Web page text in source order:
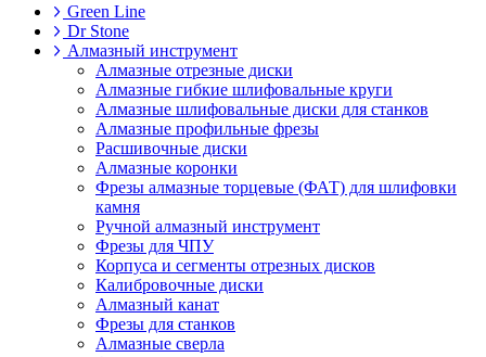
Green Line
Dr Stone
Алмазный инструмент
Алмазные отрезные диски
Алмазные гибкие шлифовальные круги
Алмазные шлифовальные диски для станков
Алмазные профильные фрезы
Расшивочные диски
Алмазные коронки
Фрезы алмазные торцевые (ФАТ) для шлифовки
камня
Ручной алмазный инструмент
Фрезы для ЧПУ
Корпуса и сегменты отрезных дисков
Калибровочные диски
Алмазный канат
Фрезы для станков
Алмазные сверла